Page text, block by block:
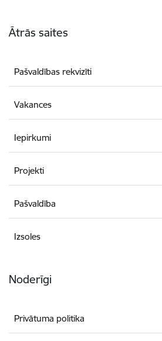
Ātrās saites
Pašvaldības rekvizīti
Vakances
Iepirkumi
Projekti
Pašvaldība
Izsoles
Noderīgi
Privātuma politika